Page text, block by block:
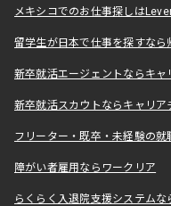
メキシコでのお仕事探しは
留学生が日本で仕事を探すなら
新卒就活エージェントならキャ
新卒就活スカウトならキャリア
フリーター・既卒・未経験の
障がい者雇用ならワークリア
らくらく入退院支援システムな